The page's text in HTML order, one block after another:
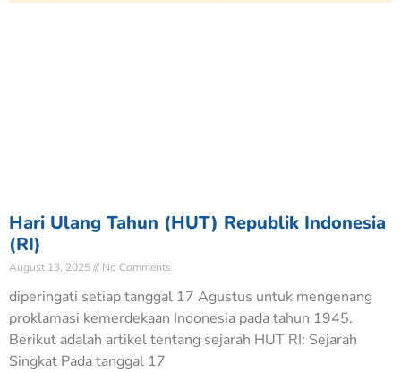
Hari Ulang Tahun (HUT) Republik Indonesia
(RI)
August 13, 2025 No Comments
diperingati setiap tanggal 17 Agustus untuk mengenang
proklamasi kemerdekaan Indonesia pada tahun 1945.
Berikut adalah artikel tentang sejarah HUT RI: Sejarah
Singkat Pada tanggal 17